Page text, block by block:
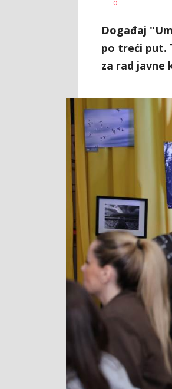
AUTOR
0
Događaj
po treći put.
za rad javne